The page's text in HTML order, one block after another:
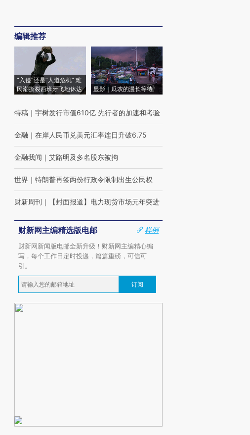
编辑推荐
“入侵”还是“人道危机” 难
民潮撕裂西班牙飞地休达
显影｜瓜农的漫长等待
特稿 ｜ 宇树发行市值610亿 先行者的加速和考验
金融 ｜ 在岸人民币兑美元汇率连日升破6.75
金融我闻 ｜ 艾路明及多名股东被拘
世界 ｜ 特朗普再签两份行政令限制出生公民权
财新周刊 ｜ 【封面报道】电力现货市场元年突进
财新网主编精选版电邮
样例
财新网新闻版电邮全新升级！财新网主编精心编
写，每个工作日定时投递，篇篇重磅，可信可
引。
订阅